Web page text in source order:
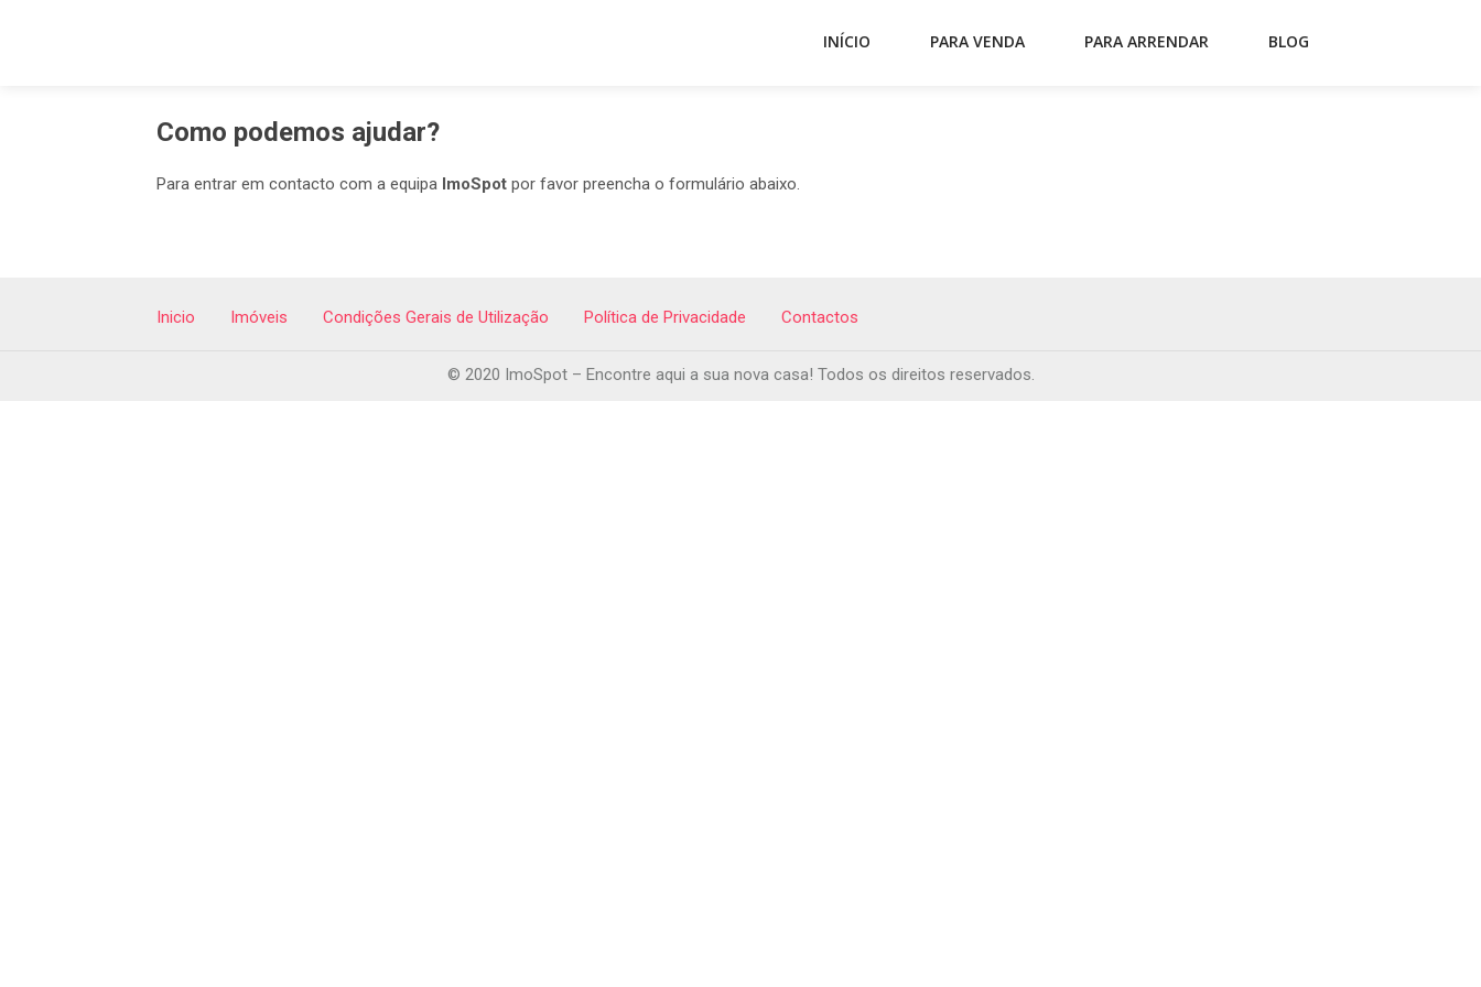
INÍCIO PARA VENDA PARA ARRENDAR BLOG
Como podemos ajudar?
Para entrar em contacto com a equipa ImoSpot por favor preencha o formulário abaixo.
Inicio Imóveis Condições Gerais de Utilização Política de Privacidade Contactos
© 2020 ImoSpot – Encontre aqui a sua nova casa! Todos os direitos reservados.